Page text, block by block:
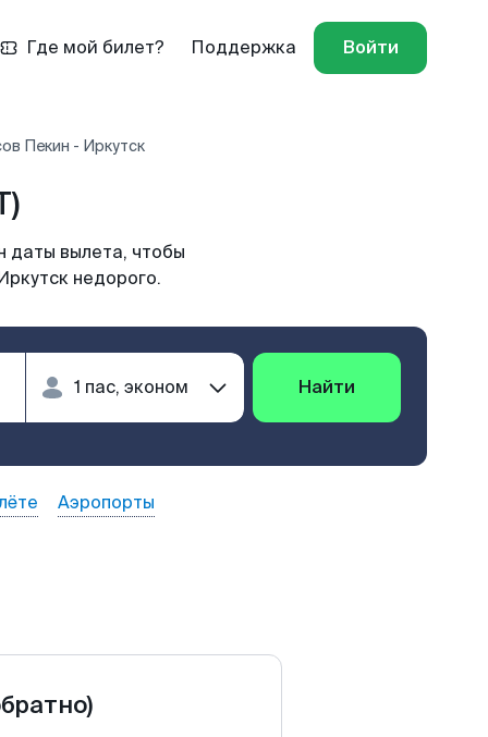
Где мой билет? Поддержка Войти
Пекин - Иркутск
даты вылета, чтобы
недорого.
Найти
Аэропорты